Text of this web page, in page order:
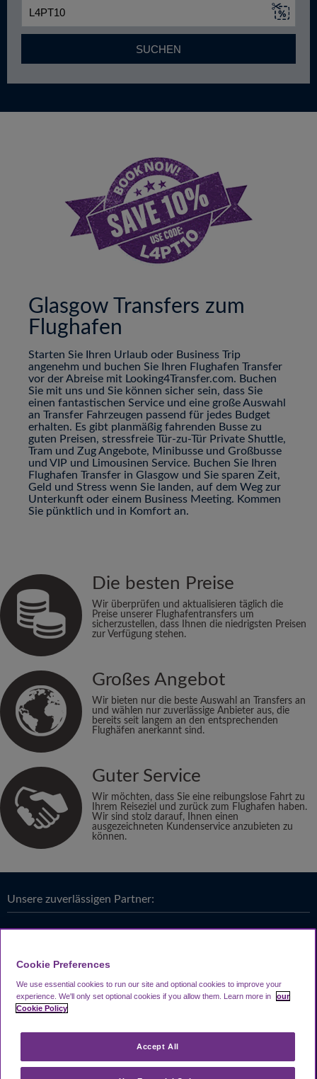
SUCHEN
Glasgow Transfers zum
Flughafen
Starten Sie Ihren Urlaub oder Business Trip
angenehm und buchen Sie Ihren Flughafen Transfer
vor der Abreise mit Looking4Transfer.com. Buchen
Sie mit uns und Sie können sicher sein, dass Sie
einen fantastischen Service und eine große Auswahl
an Transfer Fahrzeugen passend für jedes Budget
erhalten. Es gibt planmäßig fahrenden Busse zu
guten Preisen, stressfreie Tür-zu-Tür Private Shuttle,
Tram und Zug Angebote, Minibusse und Großbusse
und VIP und Limousinen Service. Buchen Sie Ihren
Flughafen Transfer in Glasgow und Sie sparen Zeit,
Geld und Stress wenn Sie landen, auf dem Weg zur
Unterkunft oder einem Business Meeting. Kommen
Sie pünktlich und in Komfort an.
Die besten Preise
Wir überprüfen und aktualisieren täglich die
Preise unserer Flughafentransfers um
sicherzustellen, dass Ihnen die niedrigsten Preisen
zur Verfügung stehen.
Großes Angebot
Wir bieten nur die beste Auswahl an Transfers an
und wählen nur zuverlässige Anbieter aus, die
bereits seit langem an den entsprechenden
Flughäfen anerkannt sind.
Guter Service
Wir möchten, dass Sie eine reibungslose Fahrt zu
Ihrem Reiseziel und zurück zum Flughafen haben.
Wir sind stolz darauf, Ihnen einen
ausgezeichneten Kundenservice anzubieten zu
können.
Unsere zuverlässigen Partner:
Cookie Preferences
We use essential cookies to run our site and optional cookies to improve your
experience. We'll only set optional cookies if you allow them. Learn more in
our
Cookie Policy
Accept All